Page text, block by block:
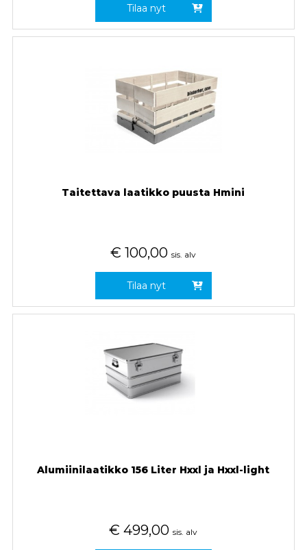
Tilaa nyt
Taitettava laatikko puusta Hmini
€ 100,00 sis. alv
Tilaa nyt
Alumiinilaatikko 156 Liter Hxxl ja Hxxl-light
€ 499,00 sis. alv